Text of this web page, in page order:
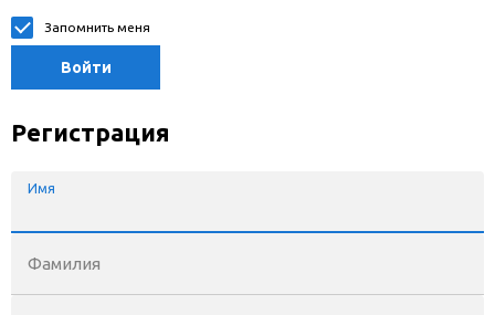
Запомнить меня
Войти
Регистрация
Имя
Фамилия